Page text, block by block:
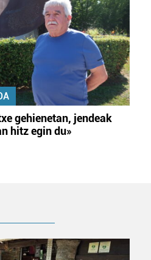
gehienetan, jendeak
hitz egin du»